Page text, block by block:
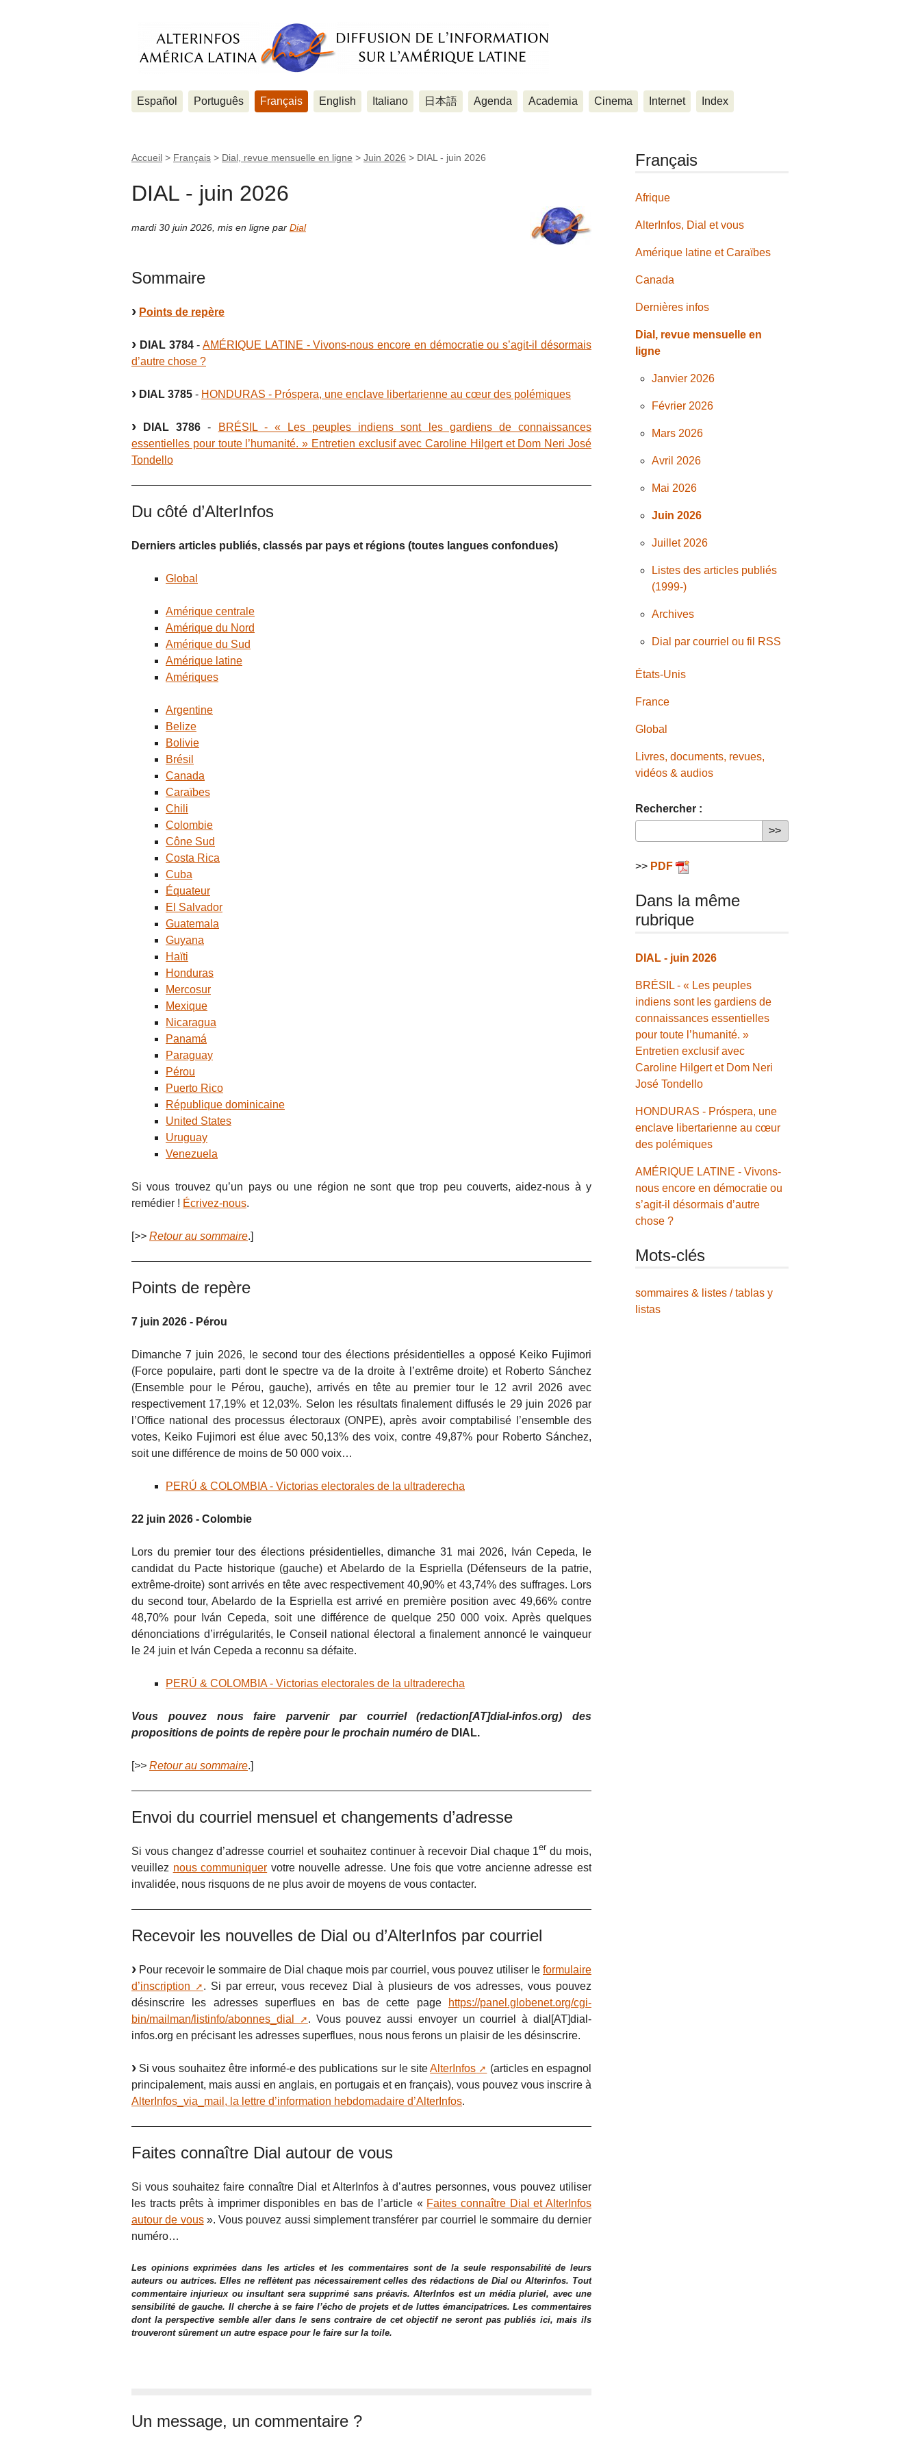
Español Português Français English Italiano 日本語 Agenda Academia Cinema Internet Index
Accueil > Français > Dial, revue mensuelle en ligne > Juin 2026 > DIAL - juin 2026
DIAL - juin 2026
mardi 30 juin 2026 mis en ligne par Dial
Sommaire
Points de repère
DIAL 3784-AMÉRIQUE LATINE - Vivons-nous encore en démocratie ou s’agit-il désormais
d’autre chose ?
DIAL 3785 - HONDURAS - Próspera, une enclave libertarienne au cœur des polémiques
DIAL 3786 -
BRÉSIL - « Les peuples indiens sont les gardiens de connaissances
essentielles pour toute l’humanité. » Entretien exclusif avec Caroline Hilgert et Dom Neri José
Tondello
Du côté d’AlterInfos
Derniers articles publiés, classés par pays et régions (toutes langues confondues)
Global
Amérique centrale
Amérique du Nord
Amérique du Sud
Amérique latine
Amériques
Argentine
Belize
Bolivie
Brésil
Canada
Caraïbes
Chili
Colombie
Cône Sud
Costa Rica
Cuba
Équateur
El Salvador
Guatemala
Guyana
Haïti
Honduras
Mercosur
Mexique
Nicaragua
Panamá
Paraguay
Pérou
Puerto Rico
République dominicaine
United States
Uruguay
Venezuela
Si vous trouvez qu’un pays ou une région ne sont que trop peu couverts, aidez-nous à y
remédier ! Écrivez-nous.
[>> Retour au sommaire.]
Points de repère
7 juin 2026 - Pérou
Dimanche 7 juin 2026, le second tour des élections présidentielles a opposé Keiko Fujimori
(Force populaire, parti dont le spectre va de la droite à l’extrême droite) et Roberto Sánchez
(Ensemble pour le Pérou, gauche), arrivés en tête au premier tour le 12 avril 2026 avec
respectivement 17,19% et 12,03%. Selon les résultats finalement diffusés le 29 juin 2026 par
l’Office national des processus électoraux (ONPE), après avoir comptabilisé l’ensemble des
votes, Keiko Fujimori est élue avec 50,13% des voix, contre 49,87% pour Roberto Sánchez,
soit une différence de moins de 50 000 voix…
PERÚ & COLOMBIA - Victorias electorales de la ultraderecha
22 juin 2026 - Colombie
Lors du premier tour des élections présidentielles, dimanche 31 mai 2026, Iván Cepeda, le
candidat du Pacte historique (gauche) et Abelardo de la Espriella (Défenseurs de la patrie,
extrême-droite) sont arrivés en tête avec respectivement 40,90% et 43,74% des suffrages. Lors
du second tour, Abelardo de la Espriella est arrivé en première position avec 49,66% contre
48,70% pour Iván Cepeda, soit une différence de quelque 250 000 voix. Après quelques
dénonciations d’irrégularités, le Conseil national électoral a finalement annoncé le vainqueur
le 24 juin et Iván Cepeda a reconnu sa défaite.
PERÚ & COLOMBIA - Victorias electorales de la ultraderecha
Vous pouvez nous faire parvenir par courriel (redaction[AT]dial-infos.org) des
propositions de points de repère pour le prochain numéro de DIAL.
[>> Retour au sommaire.]
Envoi du courriel mensuel et changements d’adresse
Si vous changez d’adresse courriel et souhaitez continuer à recevoir Dial chaque 1er du mois,
veuillez nous communiquer votre nouvelle adresse. Une fois que votre ancienne adresse est
invalidée, nous risquons de ne plus avoir de moyens de vous contacter.
Recevoir les nouvelles de Dial ou d’AlterInfos par courriel
Pour recevoir le sommaire de Dial chaque mois par courriel, vous pouvez utiliser le formulaire
d’inscription
. Si par erreur, vous recevez Dial à plusieurs de vos adresses, vous pouvez
désinscrire les adresses superflues en bas de cette page
https://panel.globenet.org/cgi-
bin/mailman/listinfo/abonnes_dial
. Vous pouvez aussi envoyer un courriel à dial[AT]dial-
infos.org en précisant les adresses superflues, nous nous ferons un plaisir de les désinscrire.
Si vous souhaitez être informé-e des publications sur le siteAlterInfos
(articles en espagnol
principalement, mais aussi en anglais, en portugais et en français), vous pouvez vous inscrire à
AlterInfos_via_mail, la lettre d’information hebdomadaire d’AlterInfos.
Faites connaître Dial autour de vous
Si vous souhaitez faire connaître Dial et AlterInfos à d’autres personnes, vous pouvez utiliser
les tracts prêts à imprimer disponibles en bas de l’article « Faites connaître Dial et AlterInfos
autour de vous». Vous pouvez aussi simplement transférer par courriel le sommaire du dernier
numéro…
Les opinions exprimées dans les articles et les commentaires sont de la seule responsabilité de leurs
auteurs ou autrices. Elles ne reflètent pas nécessairement celles des rédactions de Dial ou Alterinfos. Tout
commentaire injurieux ou insultant sera supprimé sans préavis. AlterInfos est un média pluriel, avec une
sensibilité de gauche. Il cherche à se faire l’écho de projets et de luttes émancipatrices. Les commentaires
dont la perspective semble aller dans le sens contraire de cet objectif ne seront pas publiés ici, mais ils
trouveront sûrement un autre espace pour le faire sur la toile.
Un message, un commentaire ?
Français
Afrique
AlterInfos, Dial et vous
Amérique latine et Caraïbes
Canada
Dernières infos
Dial, revue mensuelle en
ligne
Janvier 2026
Février 2026
Mars 2026
Avril 2026
Mai 2026
Juin 2026
Juillet 2026
Listes des articles publiés
(1999-)
Archives
Dial par courriel ou fil RSS
États-Unis
France
Global
Livres, documents, revues,
vidéos & audios
Rechercher :
>> PDF
Dans la même
rubrique
DIAL - juin 2026
BRÉSIL - « Les peuples
indiens sont les gardiens de
connaissances essentielles
pour toute l’humanité. »
Entretien exclusif avec
Caroline Hilgert et Dom Neri
José Tondello
HONDURAS - Próspera, une
enclave libertarienne au cœur
des polémiques
AMÉRIQUE LATINE - Vivons-
nous encore en démocratie ou
s’agit-il désormais d’autre
chose ?
Mots-clés
sommaires & listes / tablas y
listas